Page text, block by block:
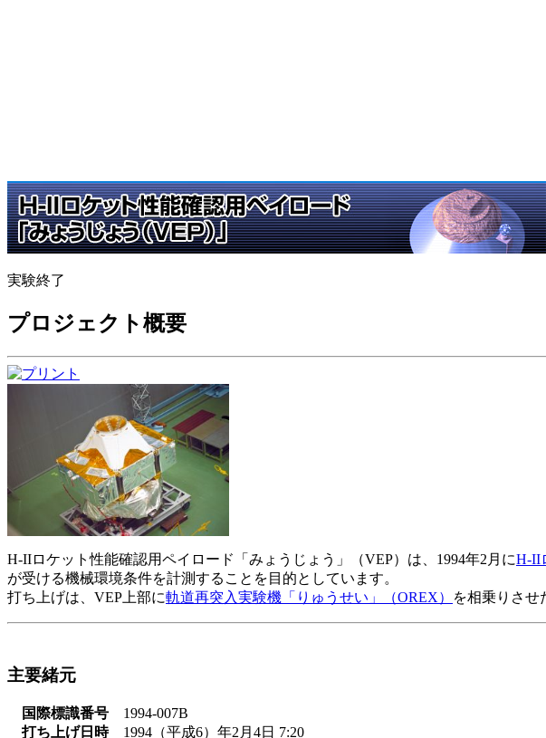
実験終了
プロジェクト概要
H-IIロケット性能確認用ペイロード「みょうじょう」（VEP）は、1994年2月にH-II
が受ける機械環境条件を計測することを目的としています。
打ち上げは、VEP上部に軌道再突入実験機「りゅうせい」（OREX） を相乗りさせ
主要緒元
国際標識番号
1994-007B
打ち上げ日時
1994（平成6）年2月4日 7:20